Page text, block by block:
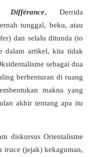
Différance, Derrida
tunggal, beku, atau
dan selalu ditunda (to
dalam artikel, kita tidak
sebagai dua
berbenturan di ruang
makna yang
akhir tentang apa itu
diskursus Orientalisme
trace(jejak) kekaguman,